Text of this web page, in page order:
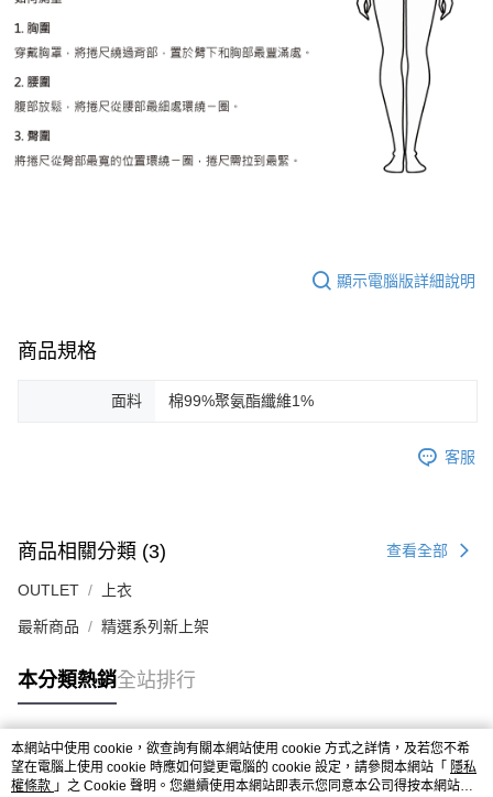
顯示電腦版詳細說明
商品規格
面料 棉99%聚氨酯纖維1%
客服
商品相關分類 (3) 查看全部
OUTLET 上衣
最新商品 精選系列新上架
本分類熱銷全站排行
熱門標籤
本網站中使用 cookie，欲查詢有關本網站使用 cookie 方式之詳情，及若您不希
望在電腦上使用 cookie 時應如何變更電腦的 cookie 設定，請參閱本網站「 隱私
權條款 」之 Cookie 聲明。您繼續使用本網站即表示您同意本公司得按本網站使